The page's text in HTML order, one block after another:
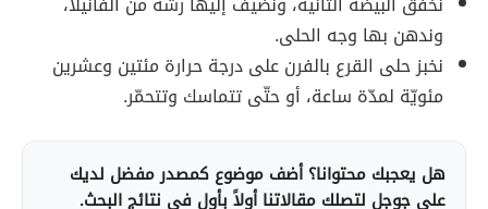
وندهن بها وجه الحلى.
نخبز حلى القرع بالفرن على درجة حرارة مئتين وعشرين
مئويّة لمدّة ساعة، أو حتّى تتماسك وتتحمّر.
هل يعجبك محتوانا؟ أضف موضوع كمصدر مفضل لديك
على جوجل لتصلك مقالاتنا أولاً بأول في نتائج البحث.